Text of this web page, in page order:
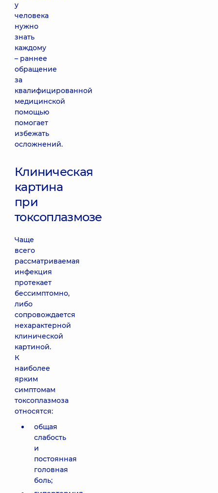
у
человека
нужно
знать
каждому
– раннее
обращение
за
квалифицированной
медицинской
помощью
помогает
избежать
осложнений.
Клиническая
картина
при
токсоплазмозе
Чаще
всего
рассматриваемая
инфекция
протекает
бессимптомно,
либо
сопровождается
нехарактерной
клинической
картиной.
К
наиболее
ярким
симптомам
токсоплазмоза
относятся:
общая
слабость
и
постоянная
головная
боль;